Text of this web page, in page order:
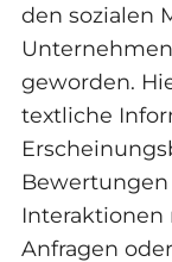
den sozialen
geworden.
textliche
Interaktionen
Anfragen